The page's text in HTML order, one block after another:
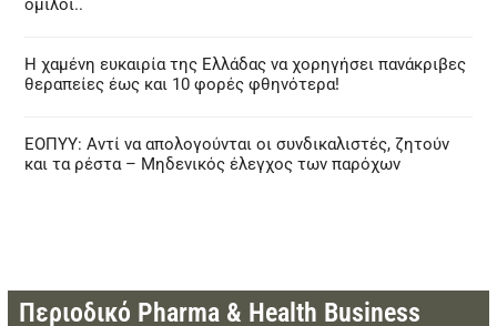
όμιλοι..
Η χαμένη ευκαιρία της Ελλάδας να χορηγήσει πανάκριβες
θεραπείες έως και 10 φορές φθηνότερα!
ΕΟΠΥΥ: Αντί να απολογούνται οι συνδικαλιστές, ζητούν
και τα ρέστα – Μηδενικός έλεγχος των παρόχων
Περιοδικό Pharma & Health Business